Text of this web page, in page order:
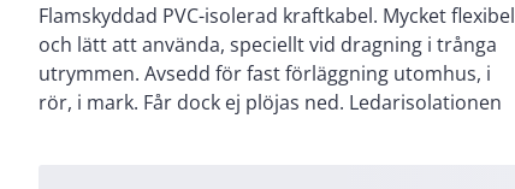
Flamskyddad PVC-isolerad kraftkabel. Mycket flexibel
och lätt att använda, speciellt vid dragning i trånga
utrymmen. Avsedd för fast förläggning utomhus, i
rör, i mark. Får dock ej plöjas ned. Ledarisolationen
skall skyddas mot direkt UV-ljus som kan uppkomma
exempelvis i belysningsarmaturer och ljusskyltar. Ej